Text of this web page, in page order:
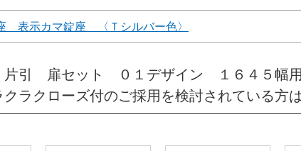
表示カマ錠座 〈Ｔシルバー色〉
片引 扉セット ０１デザイン １６４５
クローズ付のご採用を検討されている方